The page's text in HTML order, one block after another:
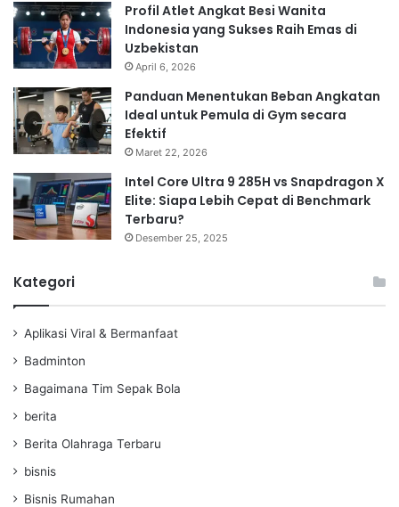
Profil Atlet Angkat Besi Wanita
Indonesia yang Sukses Raih Emas di
Uzbekistan
April 6, 2026
Panduan Menentukan Beban Angkatan
Ideal untuk Pemula di Gym secara
Efektif
Maret 22, 2026
Intel Core Ultra 9 285H vs Snapdragon X
Elite: Siapa Lebih Cepat di Benchmark
Terbaru?
Desember 25, 2025
Kategori
Aplikasi Viral & Bermanfaat
Badminton
Bagaimana Tim Sepak Bola
berita
Berita Olahraga Terbaru
bisnis
Bisnis Rumahan